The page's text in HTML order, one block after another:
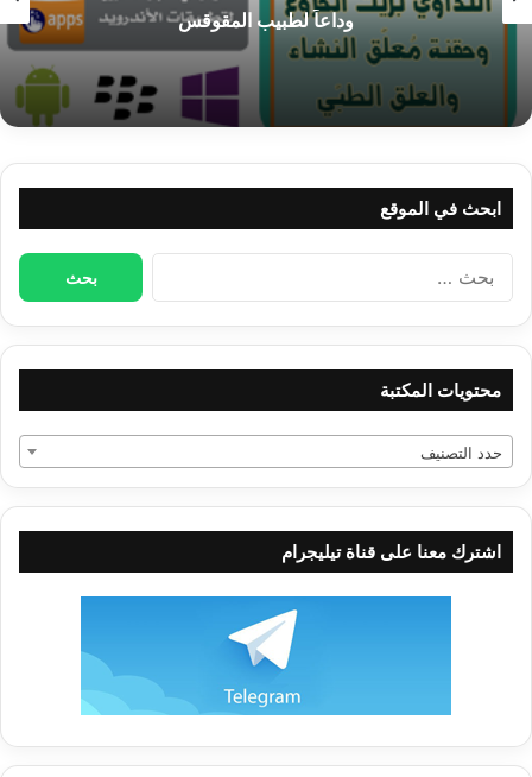
وداعاً لطبيب المقوقس
ابحث في الموقع
البحث
محتويات المكتبة
حدد التصنيف
اشترك معنا على قناة تيليجرام